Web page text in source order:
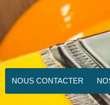
NOUS CONTACTER